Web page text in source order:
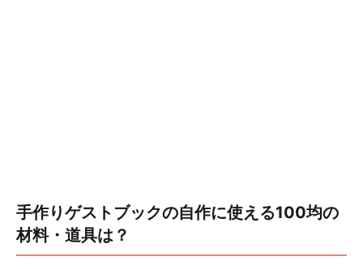
手作りゲストブックの自作に使える100均の
材料・道具は？